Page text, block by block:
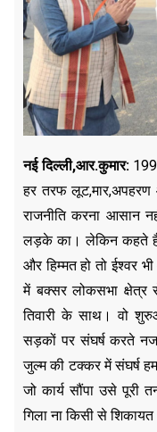
नई दिल्ली,आर.कुमार:
हर तरफ
राजनीति करना आसान
लड़के का। लेकिन कहते
और हिम्मत हो तो ईश्वर
में बक्सर लोकसभा क्षेत्र
तिवारी के साथ। वो
सड़कों पर संघर्ष करते
जुल्म की टक्कर में संघर्ष
जो कार्य सौंपा उसे
गिला ना किसी से